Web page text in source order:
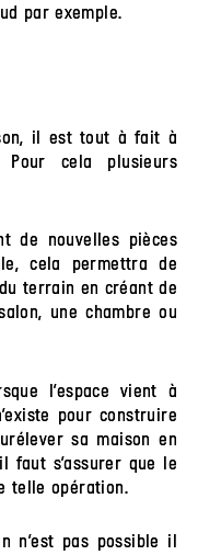
par exemple.
il est tout à fait à
Pour cela plusieurs
de nouvelles pièces
cela permettra de
terrain en créant de
une chambre ou
l’espace vient à
pour construire
sa maison en
faut s’assurer que le
telle opération.
n’est pas possible il